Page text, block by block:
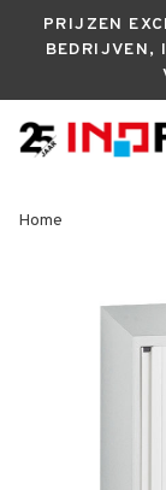
PRIJZEN
BEDRIJVEN,
Home